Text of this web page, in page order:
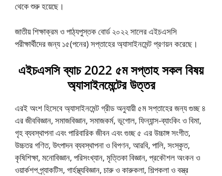
থেকে শুরু হয়েছে।
জাতীয় শিক্ষাক্রম ও পাঠ্যপুস্তক বাের্ড ২০২২ সালের এইচএসসি
পরীক্ষার্থীদের জন্য ১৫(পনের) সপ্তাহের অ্যাসাইনমেন্ট প্রণয়ন করেছে।
এইচএসসি ব্যাচ 2022 ৫ম সপ্তাহ সকল বিষয়
অ্যাসাইনমেন্টের উত্তর
এরই অংশ হিসেবে অ্যাসাইনমেন্ট গ্রীড অনুযায়ী ৫ম সপ্তাহের জন্য গুচ্ছ ৪
এর জীববিজ্ঞান, সমাজবিজ্ঞান, সমাজকর্ম, ভূগােল, ফিন্যান্স-ব্যাংকিং ও বিমা,
গৃহ ব্যবস্থাপনা এবং পারিবারিক জীবন এবং গুচ্ছ ৫ এর উচ্চাঙ্গ সংগীত,
উচ্চতর গণিত, উৎপাদন ব্যবস্থাপনা ও বিপণন, আরবি, পালি, সংস্কৃত,
কৃষিশিক্ষা, মনােবিজ্ঞান, পরিসংখ্যান, মৃত্তিকা বিজ্ঞান, প্রকৌশল অংকন ও
ওয়ার্কশপ প্র্যাকটিস, গার্হস্থ্যবিজ্ঞান, চারু ও কারুকলা, শিল্পকলা ও বস্ত্র